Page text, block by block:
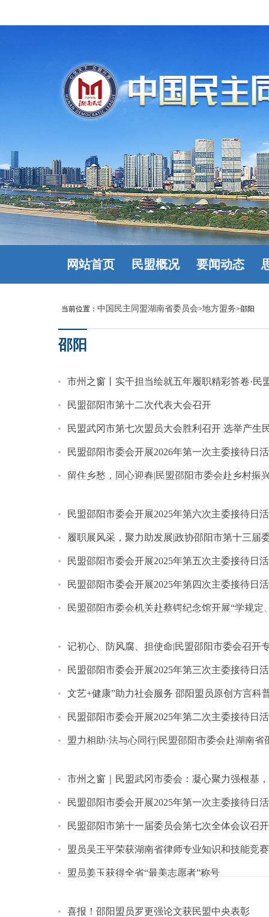
网站首页 民盟概况 要闻动态
当前位置： 中国民主同盟湖南省委员会>地方盟务>邵阳
邵阳
市州之窗丨实干担当绘就五年履职精彩答卷·民
民盟邵阳市第十二次代表大会召开
民盟武冈市第七次盟员大会胜利召开 选举产生
民盟邵阳市委会开展2026年第一次主委接待日
留住乡愁，同心迎春|民盟邵阳市委会赴乡村振
民盟邵阳市委会开展2025年第六次主委接待日
履职展风采，聚力助发展|政协邵阳市第十三届
民盟邵阳市委会开展2025年第五次主委接待日
民盟邵阳市委会开展2025年第四次主委接待日
民盟邵阳市委会机关赴蔡锷纪念馆开展“学规定
民盟邵阳市委会开展2025年第三次主委接待日
文艺+健康”助力社会服务 邵阳盟员原创方言科
民盟邵阳市委会开展2025年第二次主委接待日
盟力相助·法与心同行|民盟邵阳市委会赴湖南
市州之窗｜民盟武冈市委会：凝心聚力强根基
民盟邵阳市委会开展2025年第一次主委接待日
民盟邵阳市第十一届委员会第七次全体会议召开
盟员吴王平荣获湖南省律师专业知识和技能竞
盟员姜玉获得全省“最美志愿者”称号
喜报！邵阳盟员罗更强论文获民盟中央表彰